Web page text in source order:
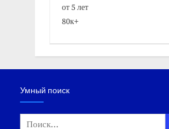
от 5 лет
80к+
Умный поиск
Найти: